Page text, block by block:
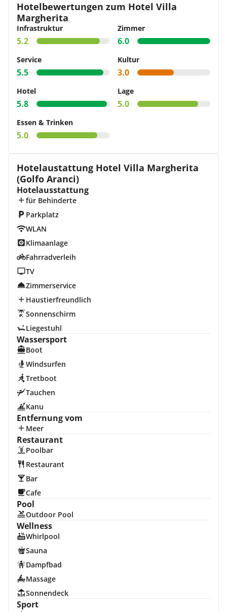
Hotelbewertungen zum Hotel Villa
Margherita
Infrastruktur
5.2
Zimmer
6.0
Service
5.5
Kultur
3.0
Hotel
5.8
Lage
5.0
Essen & Trinken
5.0
Hotelaustattung Hotel Villa Margherita
(Golfo Aranci)
Hotelausstattung
für Behinderte
Parkplatz
WLAN
Klimaanlage
Fahrradverleih
TV
Zimmerservice
Haustierfreundlich
Sonnenschirm
Liegestuhl
Wassersport
Boot
Windsurfen
Tretboot
Tauchen
Kanu
Entfernung vom
Meer
Restaurant
Poolbar
Restaurant
Bar
Cafe
Pool
Outdoor Pool
Wellness
Whirlpool
Sauna
Dampfbad
Massage
Sonnendeck
Sport